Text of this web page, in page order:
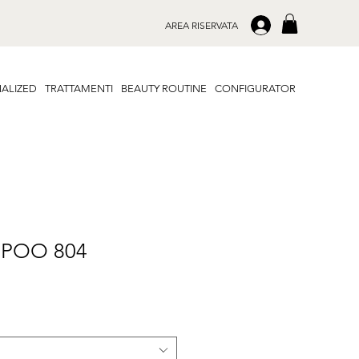
AREA RISERVATA .
TRATTAMENTI BEAUTY ROUTINE CONFIGURATOR
804